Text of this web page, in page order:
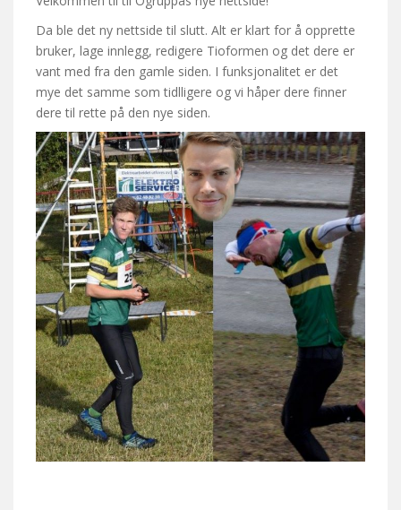
Da ble det ny nettside til slutt. Alt er klart for å opprette
bruker, lage innlegg, redigere Tioformen og det dere er
vant med fra den gamle siden. I funksjonalitet er det
mye det samme som tidlligere og vi håper dere finner
dere til rette på den nye siden.